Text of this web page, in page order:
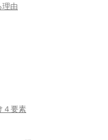
由
４要素